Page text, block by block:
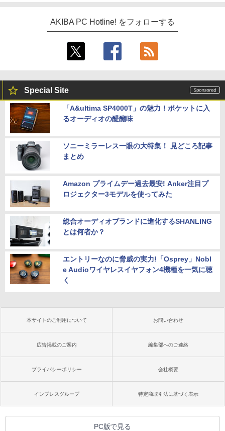
AKIBA PC Hotline! をフォローする
Special Site
「A&ultima SP4000T」の魅力！ポケットに入
るオーディオの醍醐味
ソニーミラーレス一眼の大特集！ 見どころ記事
まとめ
Amazon プライムデー過去最安! Anker注目プ
ロジェクター3モデルを使ってみた
総合オーディオブランドに進化するSHANLING
とは何者か？
エントリーなのに脅威の実力!「Osprey」Nobl
e Audioワイヤレスイヤフォン4機種を一気に聴
く
本サイトのご利用について お問い合わせ
広告掲載のご案内 編集部へのご連絡
プライバシーポリシー 会社概要
インプレスグループ 特定商取引法に基づく表示
PC版で見る